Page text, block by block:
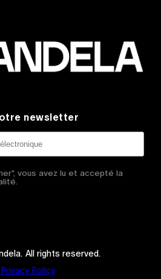
newsletter
vous avez lu et accepté la
All rights reserved.
Privacy Policy